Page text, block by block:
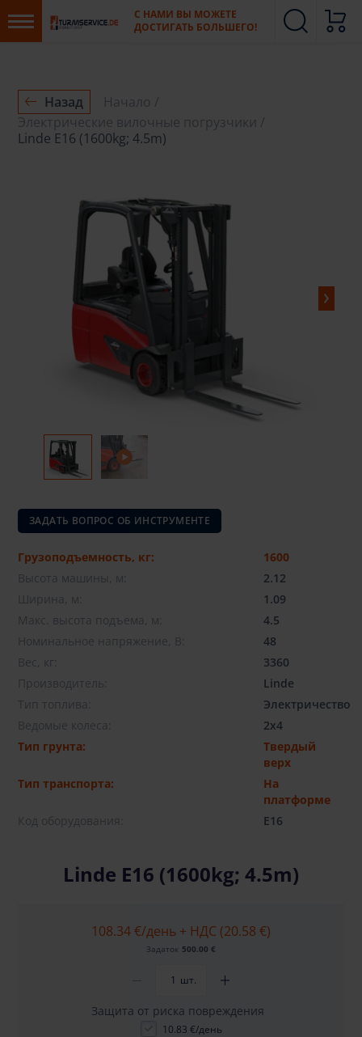
С НАМИ ВЫ МОЖЕТЕ
ДОСТИГАТЬ БОЛЬШЕГО!
Назад
Начало
Электрические вилочные погрузчики
Linde E16 (1600kg; 4.5m)
ЗАДАТЬ ВОПРОС ОБ ИНСТРУМЕНТЕ
Грузоподъемность, кг:
1600
Высота машины, м:
2.12
Ширина, м:
1.09
Макс. высота подъема, м:
4.5
Номинальное напряжение, В:
48
Вес, кг:
3360
Производитель:
Linde
Тип топлива:
Электричество
Ведомые колеса:
2x4
Тип грунта:
Твердый
верх
Тип транспорта:
На
платформе
Код оборудования:
E16
Linde E16 (1600kg; 4.5m)
108.34 €/день + НДС (20.58 €)
Задаток 500.00 €
шт.
Защита от риска повреждения
10.83 €/день